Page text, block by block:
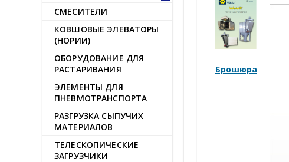
СМЕСИТЕЛИ
КОВШОВЫЕ ЭЛЕВАТОРЫ
(НОРИИ)
ОБОРУДОВАНИЕ ДЛЯ
РАСТАРИВАНИЯ
ЭЛЕМЕНТЫ ДЛЯ
ПНЕВМОТРАНСПОРТА
РАЗГРУЗКА СЫПУЧИХ
МАТЕРИАЛОВ
ТЕЛЕСКОПИЧЕСКИЕ
ЗАГРУЗЧИКИ
Брошюра